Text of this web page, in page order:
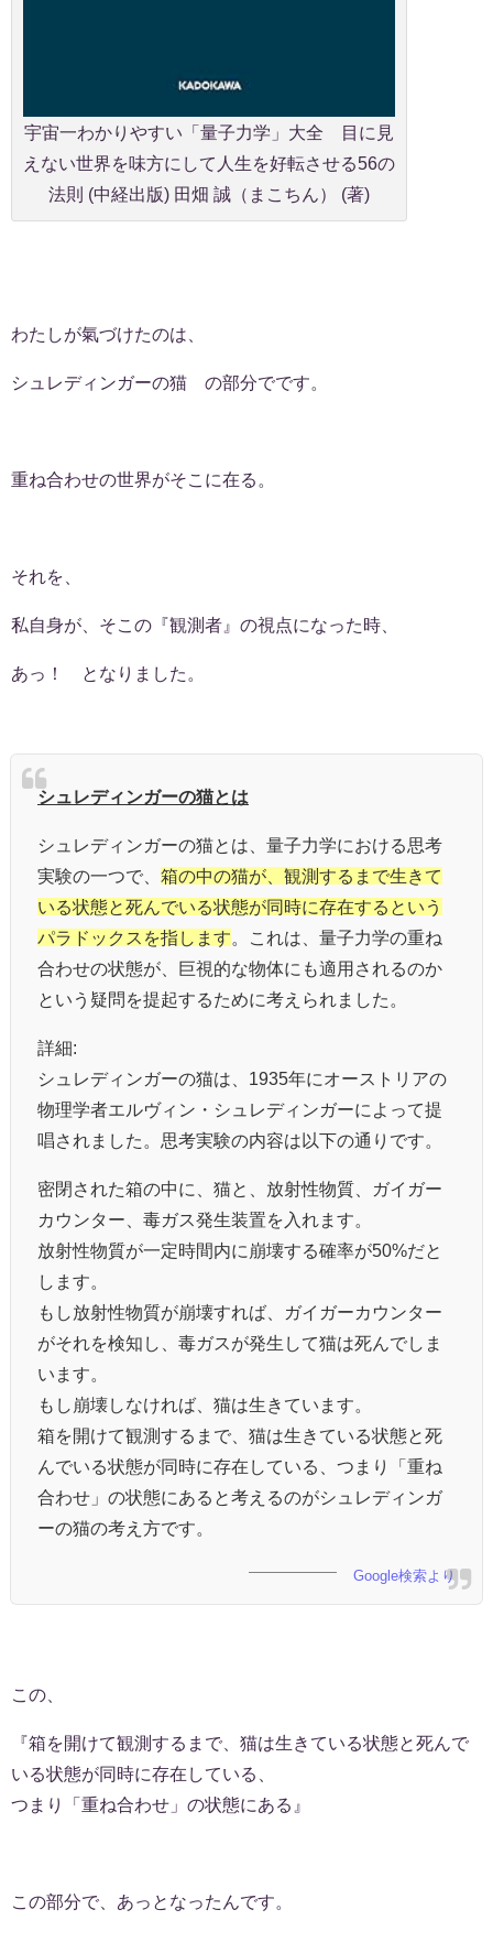
宇宙一わかりやすい「量子力学」大全 目に見
えない世界を味方にして人生を好転させる56の
法則 (中経出版) 田畑 誠（まこちん） (著)
わたしが氣づけたのは、
シュレディンガーの猫 の部分でです。
重ね合わせの世界がそこに在る。
それを、
私自身が、そこの『観測者』の視点になった時、
あっ！ となりました。
シュレディンガーの猫とは
シュレディンガーの猫とは、量子力学における思考
実験の一つで、 箱の中の猫が、観測するまで生きて
いる状態と死んでいる状態が同時に存在するという
パラドックスを指します 。これは、量子力学の重ね
合わせの状態が、巨視的な物体にも適用されるのか
という疑問を提起するために考えられました。
詳細:
シュレディンガーの猫は、1935年にオーストリアの
物理学者エルヴィン・シュレディンガーによって提
唱されました。思考実験の内容は以下の通りです。
密閉された箱の中に、猫と、放射性物質、ガイガー
カウンター、毒ガス発生装置を入れます。
放射性物質が一定時間内に崩壊する確率が50%だと
します。
もし放射性物質が崩壊すれば、ガイガーカウンター
がそれを検知し、毒ガスが発生して猫は死んでしま
います。
もし崩壊しなければ、猫は生きています。
箱を開けて観測するまで、猫は生きている状態と死
んでいる状態が同時に存在している、つまり「重ね
合わせ」の状態にあると考えるのがシュレディンガ
ーの猫の考え方です。
Google検索より
この、
『箱を開けて観測するまで、猫は生きている状態と死んで
いる状態が同時に存在している、
つまり「重ね合わせ」の状態にある』
この部分で、あっとなったんです。